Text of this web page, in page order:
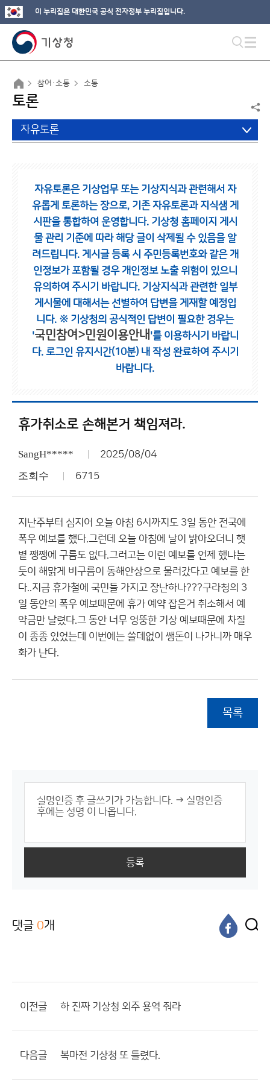
이 누리집은 대한민국 공식 전자정부 누리집입니다.
참여·소통 소통
토론
자유토론
자유토론은 기상업무 또는 기상지식과 관련해서 자
유롭게 토론하는 장으로, 기존 자유토론과 지식샘 게
시판을 통합하여 운영합니다. 기상청 홈페이지 게시
물 관리 기준에 따라 해당 글이 삭제될 수 있음을 알
려드립니다. 게시글 등록 시 주민등록번호와 같은 개
인정보가 포함될 경우 개인정보 노출 위험이 있으니
유의하여 주시기 바랍니다. 기상지식과 관련한 일부
게시물에 대해서는 선별하여 답변을 게재할 예정입
니다. ※ 기상청의 공식적인 답변이 필요한 경우는
'국민참여>민원이용안내 '를 이용하시기 바랍니
다. 로그인 유지시간(10분) 내 작성 완료하여 주시기
바랍니다.
휴가취소로 손해본거 책임져라.
SangH***** 2025/08/04
조회수 6715
지난주부터 심지어 오늘 아침 6시까지도 3일 동안 전국에
폭우 예보를 했다.그런데 오늘 아침에 날이 밝아오더니 햇
볕 쨍쨍에 구름도 없다.그러고는 이런 예보를 언제 했냐는
듯이 해맑게 비구름이 동해안상으로 물러갔다고 예보를 한
다..지금 휴가철에 국민들 가지고 장난하나???구라청의 3
일 동안의 폭우 예보때문에 휴가 예약 잡은거 취소해서 예
약금만 날렸다.그 동안 너무 엉뚱한 기상 예보때문에 차질
이 종종 있었는데 이번에는 쓸데없이 쌩돈이 나가니까 매우
화가 난다.
목록
등록
댓글 0개
이전글 하 진짜 기상청 외주 용역 줘라
다음글 복마전 기상청 또 틀렸다.